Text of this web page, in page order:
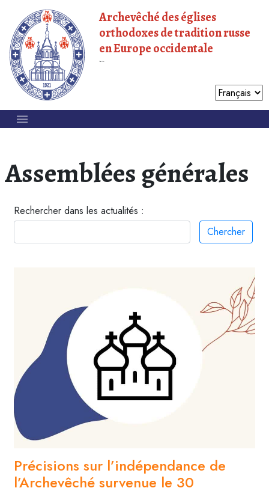
Archevêché des églises
orthodoxes de tradition russe
en Europe occidentale
Assemblées générales
Rechercher dans les actualités :
Chercher
Précisions sur l’indépendance de
l’Archevêché survenue le 30